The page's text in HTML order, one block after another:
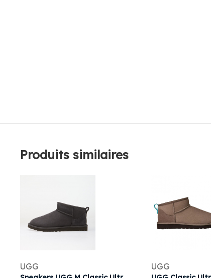
Produits similaires
UGG UGG